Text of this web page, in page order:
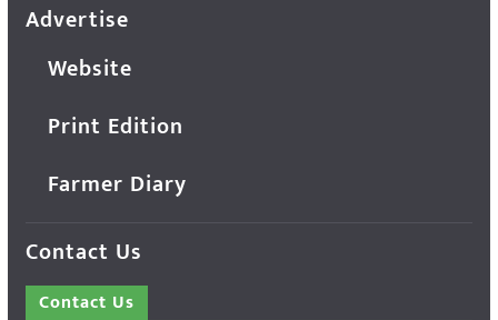
Advertise
Website
Print Edition
Farmer Diary
Contact Us
Contact Us